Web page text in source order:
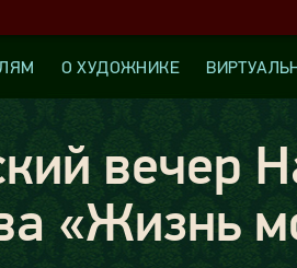
О ХУДОЖНИКЕ
вечер
«Жизнь